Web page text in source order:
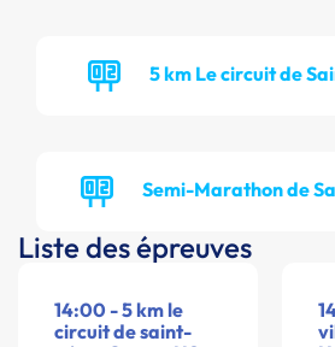
5 km Le circuit de
Semi-Marathon de
Liste des épreuves
14:00 - 5 km le
circuit de saint-